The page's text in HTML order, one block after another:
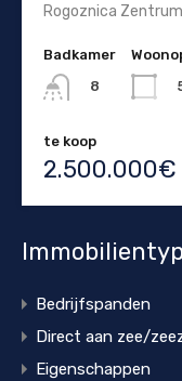
Rogoznica
Badkamer
8
te koop
2.500.000€
Bedrijfspanden
Direct aan zee/
Eigenschappen